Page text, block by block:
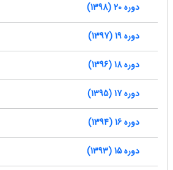
دوره 20 (1398)
دوره 19 (1397)
دوره 18 (1396)
دوره 17 (1395)
دوره 16 (1394)
دوره 15 (1393)